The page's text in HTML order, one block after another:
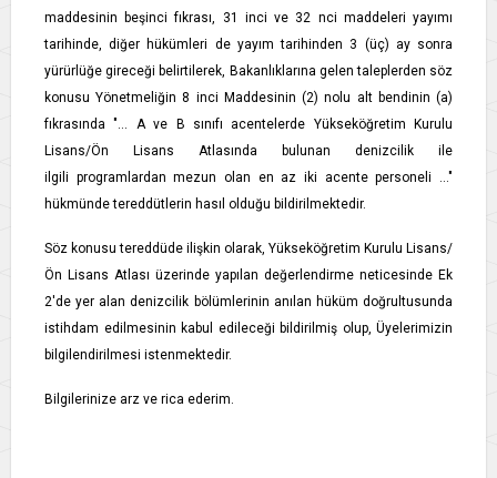
maddesinin beşinci fıkrası, 31 inci ve 32 nci maddeleri yayımı
tarihinde, diğer hükümleri de yayım tarihinden 3 (üç) ay sonra
yürürlüğe gireceği belirtilerek, Bakanlıklarına gelen taleplerden söz
konusu Yönetmeliğin 8 inci Maddesinin (2) nolu alt bendinin (a)
fıkrasında "… A ve B sınıfı acentelerde Yükseköğretim Kurulu
Lisans/Ön Lisans Atlasında bulunan denizcilik ile
ilgili programlardan mezun olan en az iki acente personeli ..."
hükmünde tereddütlerin hasıl olduğu bildirilmektedir.
Söz konusu tereddüde ilişkin olarak, Yükseköğretim Kurulu Lisans/
Ön Lisans Atlası üzerinde yapılan değerlendirme neticesinde Ek
2'de yer alan denizcilik bölümlerinin anılan hüküm doğrultusunda
istihdam edilmesinin kabul edileceği bildirilmiş olup, Üyelerimizin
bilgilendirilmesi istenmektedir.
Bilgilerinize arz ve rica ederim.